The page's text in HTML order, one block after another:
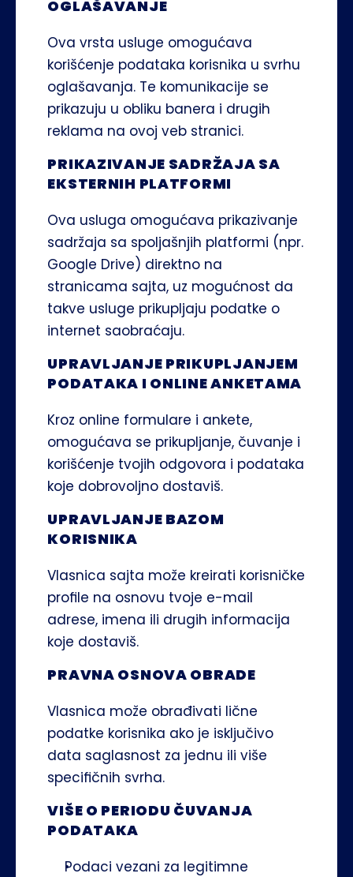
OGLAŠAVANJE
Ova vrsta usluge omogućava
korišćenje podataka korisnika u svrhu
oglašavanja. Te komunikacije se
prikazuju u obliku banera i drugih
reklama na ovoj veb stranici.
PRIKAZIVANJE SADRŽAJA SA
EKSTERNIH PLATFORMI
Ova usluga omogućava prikazivanje
sadržaja sa spoljašnjih platformi (npr.
Google Drive) direktno na
stranicama sajta, uz mogućnost da
takve usluge prikupljaju podatke o
internet saobraćaju.
UPRAVLJANJE PRIKUPLJANJEM
PODATAKA I ONLINE ANKETAMA
Kroz online formulare i ankete,
omogućava se prikupljanje, čuvanje i
korišćenje tvojih odgovora i podataka
koje dobrovoljno dostaviš.
UPRAVLJANJE BAZOM
KORISNIKA
Vlasnica sajta može kreirati korisničke
profile na osnovu tvoje e-mail
adrese, imena ili drugih informacija
koje dostaviš.
PRAVNA OSNOVA OBRADE
Vlasnica može obrađivati lične
podatke korisnika ako je isključivo
data saglasnost za jednu ili više
specifičnih svrha.
VIŠE O PERIODU ČUVANJA
PODATAKA
Podaci vezani za legitimne